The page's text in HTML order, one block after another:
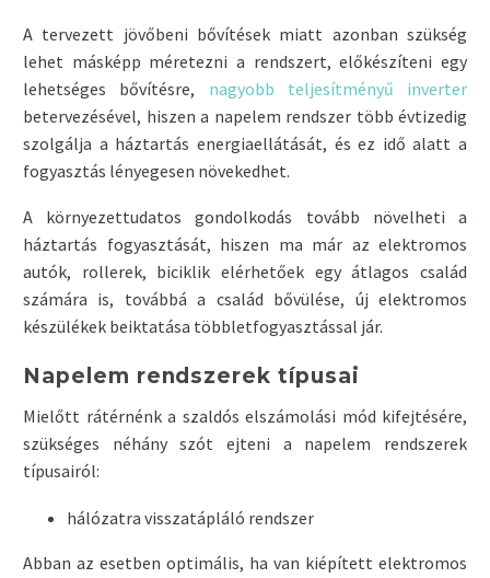
A tervezett jövőbeni bővítések miatt azonban szükség
lehet másképp méretezni a rendszert, előkészíteni egy
lehetséges bővítésre, nagyobb teljesítményű inverter
betervezésével, hiszen a napelem rendszer több évtizedig
szolgálja a háztartás energiaellátását, és ez idő alatt a
fogyasztás lényegesen növekedhet.
A környezettudatos gondolkodás tovább növelheti a
háztartás fogyasztását, hiszen ma már az elektromos
autók, rollerek, biciklik elérhetőek egy átlagos család
számára is, továbbá a család bővülése, új elektromos
készülékek beiktatása többletfogyasztással jár.
Napelem rendszerek típusai
Mielőtt rátérnénk a szaldós elszámolási mód kifejtésére,
szükséges néhány szót ejteni a napelem rendszerek
típusairól:
hálózatra visszatápláló rendszer
Abban az esetben optimális, ha van kiépített elektromos